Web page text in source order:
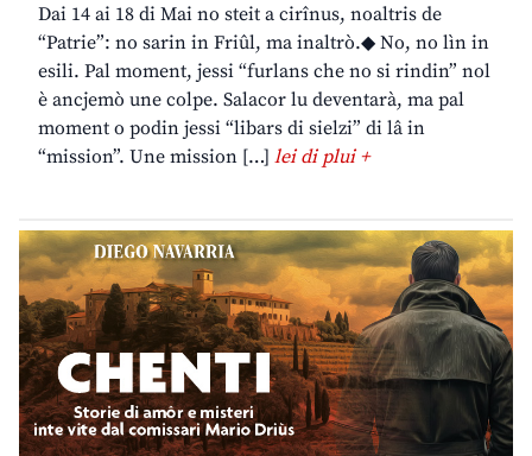
Dai 14 ai 18 di Mai no steit a cirînus, noaltris de
“Patrie”: no sarin in Friûl, ma inaltrò.◆ No, no lìn in
esili. Pal moment, jessi “furlans che no si rindin” nol
è ancjemò une colpe. Salacor lu deventarà, ma pal
moment o podin jessi “libars di sielzi” di lâ in
“mission”. Une mission […] lei di plui +